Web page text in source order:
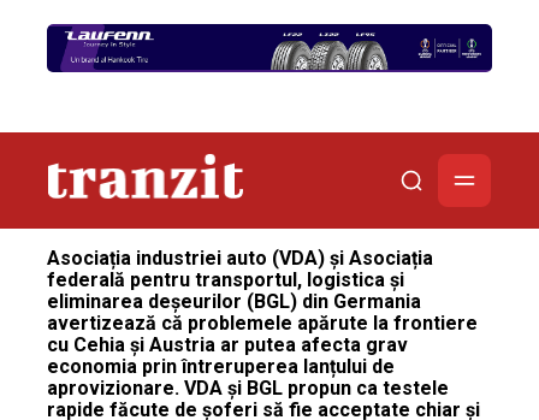
Asociația industriei auto (VDA) și Asociația
federală pentru transportul, logistica și
eliminarea deșeurilor (BGL) din Germania
avertizează că problemele apărute la frontiere
cu Cehia și Austria ar putea afecta grav
economia prin întreruperea lanțului de
aprovizionare. VDA și BGL propun ca testele
rapide făcute de șoferi să fie acceptate chiar și